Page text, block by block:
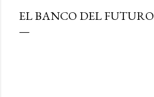
EL BANCO DEL FUTURO